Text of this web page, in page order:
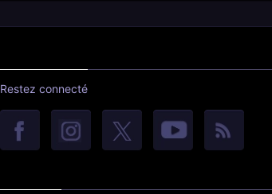
Restez connecté